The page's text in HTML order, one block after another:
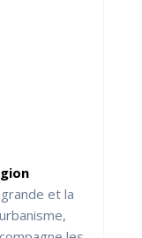
et la